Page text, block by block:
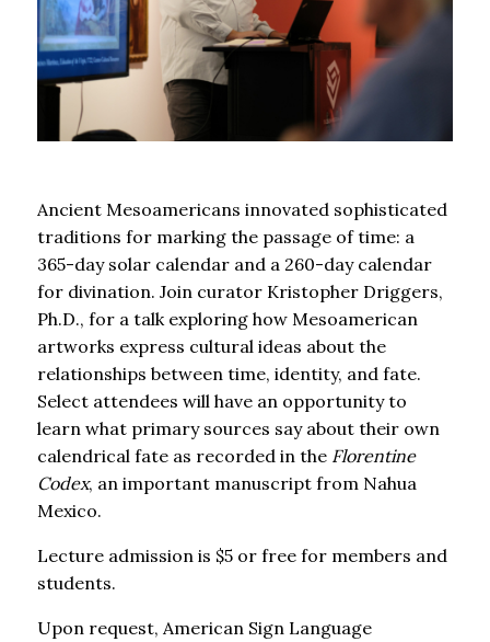
Ancient Mesoamericans innovated sophisticated
traditions for marking the passage of time: a
365-day solar calendar and a 260-day calendar
for divination. Join curator Kristopher Driggers,
Ph.D., for a talk exploring how Mesoamerican
artworks express cultural ideas about the
relationships between time, identity, and fate.
Select attendees will have an opportunity to
learn what primary sources say about their own
calendrical fate as recorded in the Florentine
Codex, an important manuscript from Nahua
Mexico.
Lecture admission is $5 or free for members and
students.
Upon request, American Sign Language